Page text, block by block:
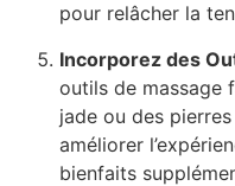
pour relâcher la
Incorporez des
outils de massage
jade ou des
améliorer
bienfaits